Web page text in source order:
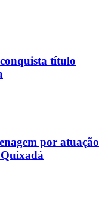
título
por atuação